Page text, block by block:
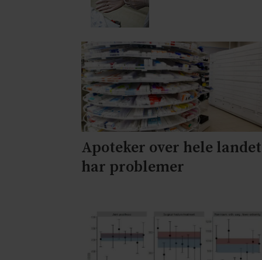
Apoteker over hele landet
har problemer